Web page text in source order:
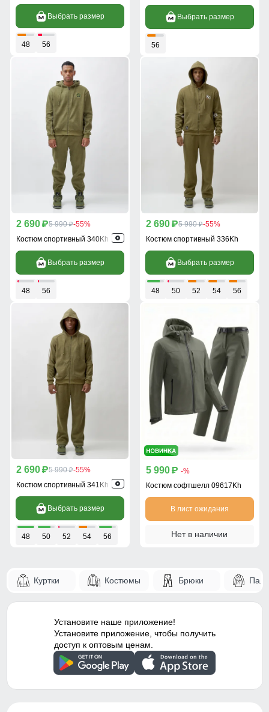
Выбрать размер
48 56
Выбрать размер
56
2 690 p5 990 p-55%
Костюм спортивный 340Kh
Выбрать размер
48 56
2 690 p5 990 p-55%
Костюм спортивный 336Kh
Выбрать размер
48 50 52 54 56
2 690 p5 990 p-55%
Костюм спортивный 341Kh
Выбрать размер
48 50 52 54 56
5 990 p -%
Костюм софтшелл 09617Kh
В лист ожидания
Нет в наличии
Куртки Костюмы Брюки
Установите наше приложение!
Установите приложение, чтобы получить
доступ к оптовым ценам.